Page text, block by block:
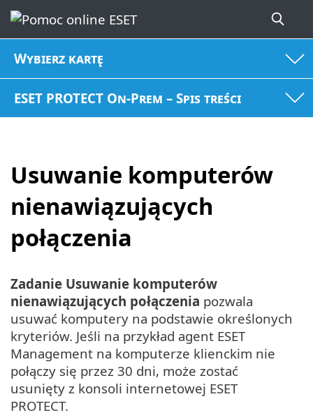
Wybierz kartę
ESET PROTECT On-Prem – Spis treści
Usuwanie komputerów
nienawiązujących
połączenia
Zadanie Usuwanie komputerów
nienawiązujących połączenia pozwala
usuwać komputery na podstawie określonych
kryteriów. Jeśli na przykład agent ESET
Management na komputerze klienckim nie
połączy się przez 30 dni, może zostać
usunięty z konsoli internetowej ESET
PROTECT.